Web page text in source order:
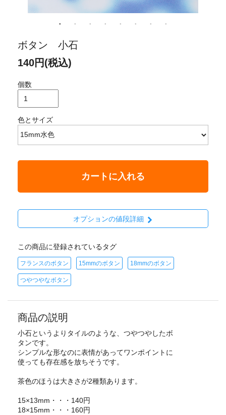
ボタン 小石
140円(税込)
個数
色とサイズ
カートに入れる
オプションの値段詳細
この商品に登録されているタグ
フランスのボタン 15mmのボタン 18mmのボタン
つやつやなボタン
商品の説明
小石というよりタイルのような、つやつやしたボ
タンです。
シンプルな形なのに表情があってワンポイントに
使っても存在感を放ちそうです。
茶色のほうは大きさが2種類あります。
15×13mm・・・140円
18×15mm・・・160円